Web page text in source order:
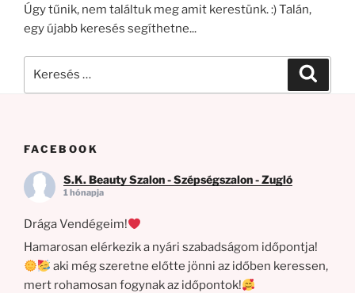
Úgy tűnik, nem találtuk meg amit kerestünk. :) Talán,
egy újabb keresés segíthetne...
FACEBOOK
S.K. Beauty Szalon - Szépségszalon - Zugló
1 hónapja
Drága Vendégeim!
Hamarosan elérkezik a nyári szabadságom időpontja!
aki még szeretne előtte jönni az időben keressen,
mert rohamosan fogynak az időpontok!